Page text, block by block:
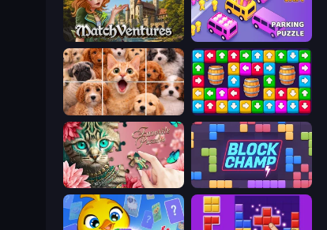
MatchVentures Car OUT! Jam Parking Puzzle
Jigpic Solitaire Tap Away Story
Favorite Puzzles Block Champ